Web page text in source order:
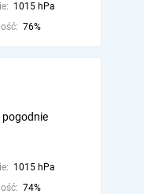
1015 hPa
76%
pogodnie
1015 hPa
74%